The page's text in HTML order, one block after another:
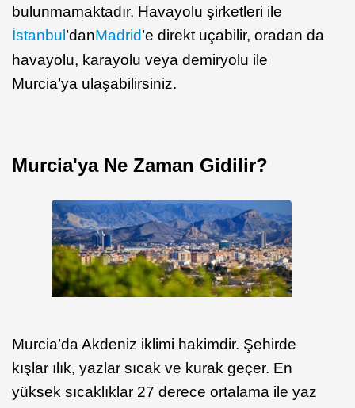
bulunmamaktadır. Havayolu şirketleri ile
İstanbul ’danMadrid’e direkt uçabilir, oradan da
havayolu, karayolu veya demiryolu ile
Murcia’ya ulaşabilirsiniz.
Murcia'ya Ne Zaman Gidilir?
Murcia’da Akdeniz iklimi hakimdir. Şehirde
kışlar ılık, yazlar sıcak ve kurak geçer. En
yüksek sıcaklıklar 27 derece ortalama ile yaz